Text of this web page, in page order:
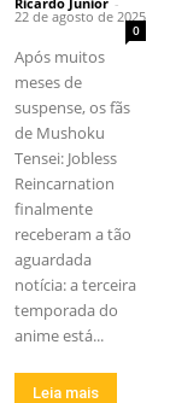
22 de agosto de 2025
0
Após muitos
meses de
suspense, os fãs
de Mushoku
Tensei: Jobless
Reincarnation
finalmente
receberam a tão
aguardada
notícia: a terceira
temporada do
anime está...
Leia mais